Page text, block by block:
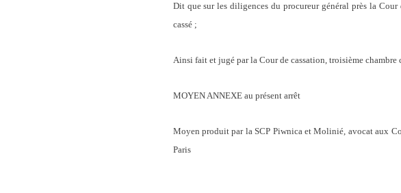
Dit que sur les diligences du procureur général près la
cassé ;
Ainsi fait et jugé par la Cour de cassation, troisième
MOYEN ANNEXE au présent arrêt
Moyen produit par la SCP Piwnica et Molinié, avocat aux
Paris